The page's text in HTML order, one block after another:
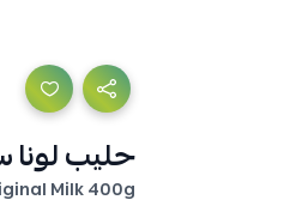
حليب لونا سائل
Milk 400g